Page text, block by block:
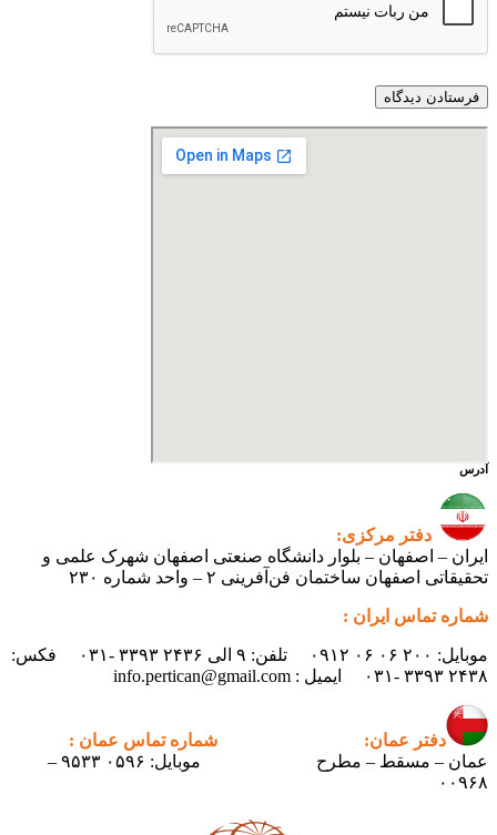
آدرس
دفتر مرکزی:
ایران – اصفهان – بلوار دانشگاه صنعتی اصفهان شهرک علمی و
تحقیقاتی اصفهان ساختمان فن‌آفرینی ۲ – واحد شماره ۲۳۰
شماره تماس ایران :
موبایل: ۲۰۰ ۰۶ ۰۶ ۰۹۱۲ تلفن: ۹ الی ۲۴۳۶ ۳۳۹۳ -۰۳۱ فکس:
۲۴۳۸ ۳۳۹۳ -۰۳۱ ایمیل : info.pertican@gmail.com
دفتر عمان:
شماره تماس عمان :
عمان – مسقط – مطرح
موبایل: ۰۵۹۶ ۹۵۳۳ –
۰۰۹۶۸